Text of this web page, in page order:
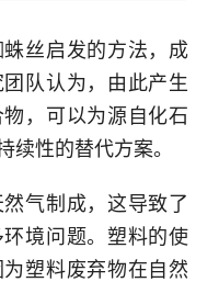
丝启发的方法，成
队认为，由此产生
，可以为源自化石
续性的替代方案。
气制成，这导致了
境问题。塑料的使
塑料废弃物在自然